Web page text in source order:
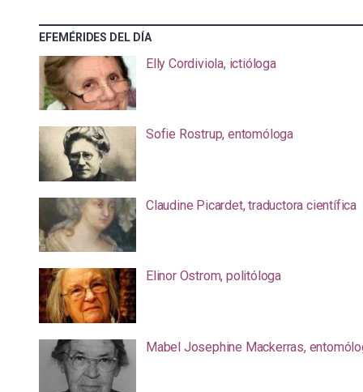
EFEMÉRIDES DEL DÍA
Elly Cordiviola, ictióloga
Sofie Rostrup, entomóloga
Claudine Picardet, traductora científica
Elinor Ostrom, politóloga
Mabel Josephine Mackerras,